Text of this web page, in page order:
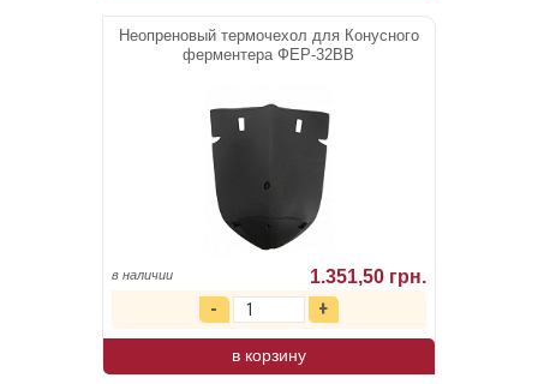
Неопреновый термочехол для Конусного
ферментера ФЕР-32ВВ
в наличии 1.351,50 грн.
в корзину